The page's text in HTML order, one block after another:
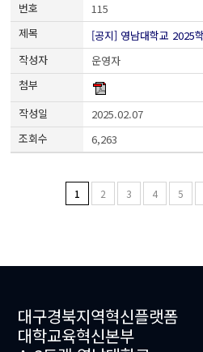
115
[공지] 영남대학교 2025
운영자
2025.02.07
6,263
1 2 3 4 5
대구경북지역혁신플랫폼
대학교육혁신본부